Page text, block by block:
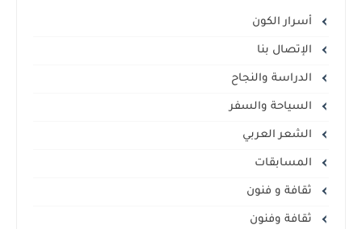
أسرار الكون
الإتصال بنا
الدراسة والنجاح
السياحة والسفر
الشعر العربي
المسابقات
ثقافة و فنون
ثقافة وفنون